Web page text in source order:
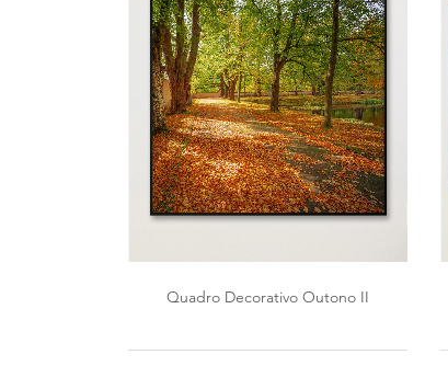
Quadro Decorativo Outono II